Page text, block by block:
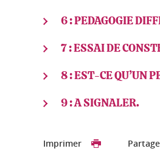
6 : PEDAGOGIE
7 : ESSAI DE
8 : EST-CE QU’UN
9 : A SIGNALER.
Imprimer